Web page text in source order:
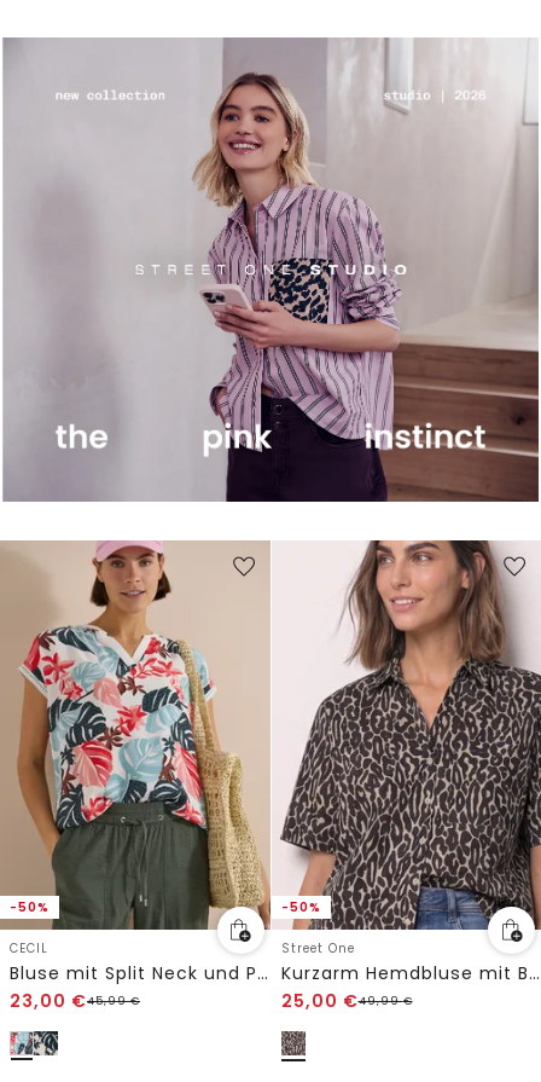
-50%
CECIL
Bluse mit Split Neck und Printmix
23,00 €45,99€
-50%
Street One
Kurzarm Hemdbluse mit Brusttasche und Print
25,00 €49,99€